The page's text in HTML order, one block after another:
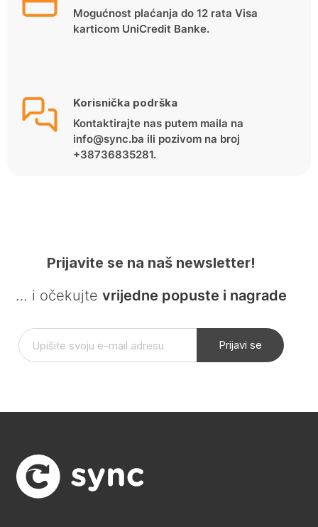
Mogućnost plaćanja do 12 rata Visa
karticom UniCredit Banke.
Korisnička podrška
Kontaktirajte nas putem maila na
info@sync.ba ili pozivom na broj
+38736835281.
Prijavite se na naš newsletter!
… i očekujte vrijedne popuste i nagrade
Prijavi se